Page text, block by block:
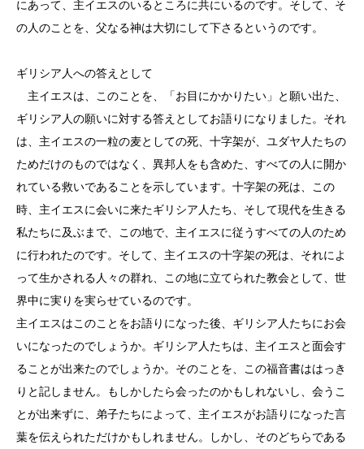
にあって、主イエスのいるところに共にいるのです。そして、そ
の人のことを、父なる神は大切にして下さるというのです。
ギリシア人への答えとして
主イエスは、このことを、「お目にかかりたい」と願い出た、
ギリシア人の願いに対する答えとしてお語りになりました。それ
は、主イエスの一粒の麦としての死、十字架が、ユダヤ人たちの
ためだけのものではなく、異邦人をも含めた、すべての人に開か
れている救いであることを示しています。十字架の死は、この
時、主イエスに会いに来たギリシア人たち、そして現代を生きる
私たちに及ぶまで、この地で、主イエスに従うすべての人のため
に行われたのです。そして、主イエスの十字架の死は、それによ
って生かされる人々の群れ、この地に立てられた教会として、世
界中に実りを実らせているのです。
主イエスはこのことをお語りになった後、ギリシア人たちにお会
いになったのでしょうか。ギリシア人たちは、主イエスと面会す
ることが出来たのでしょうか。そのことを、この福音書ははっき
りと記しません。もしかしたら会ったのかもしれないし、会うこ
とが出来ずに、弟子たちによって、主イエスがお語りになった言
葉を伝えられただけかもしれません。しかし、そのどちらである